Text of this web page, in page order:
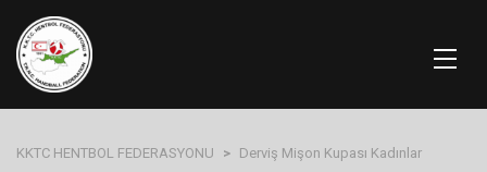
KKTC HENTBOL FEDERASYONU > Derviş Mişon Kupası Kadınlar